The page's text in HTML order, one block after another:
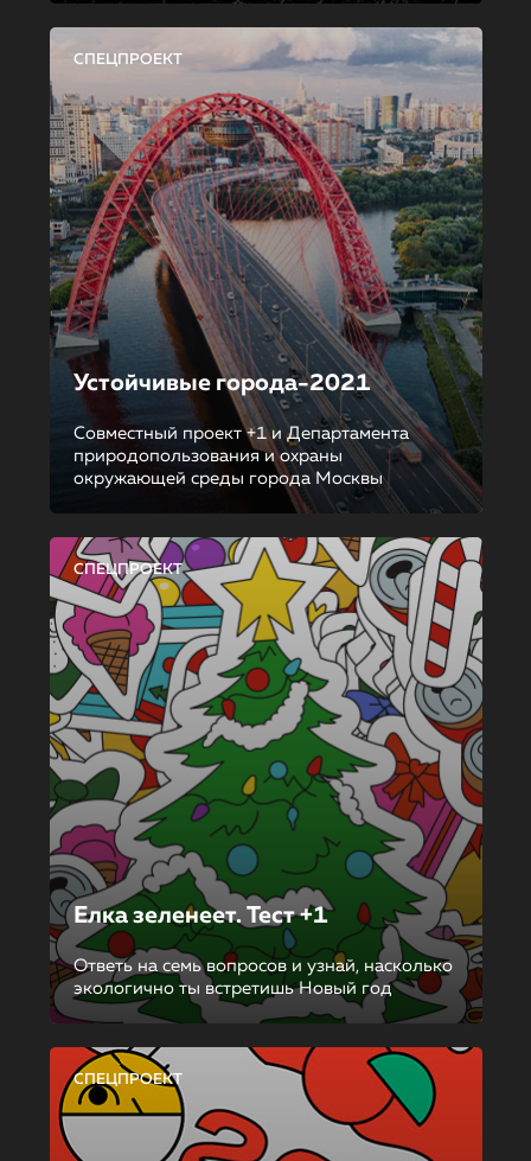
СПЕЦПРОЕКТ
Устойчивые города-2021
Совместный проект +1 и Департамента
природопользования и охраны
окружающей среды города Москвы
СПЕЦПРОЕКТ
Елка зеленеет. Тест +1
Ответь на семь вопросов и узнай, насколько
экологично ты встретишь Новый год
СПЕЦПРОЕКТ